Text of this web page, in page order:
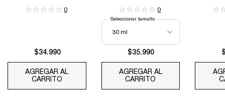
CREAM 30ML
0
$34.990
AGREGAR AL
CARRITO TRAVEL SET HYDRAZEN GEL CREAM 30ML
0
Seleccionar tamaño
$35.990
AGREGAR AL
CARRITO
HYDRA ZEN GEL